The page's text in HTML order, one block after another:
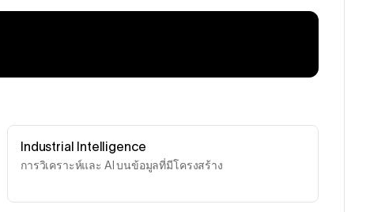
Industrial Intelligence
การวิเคราะห์และ AI บนข้อมูลที่มีโครงสร้าง